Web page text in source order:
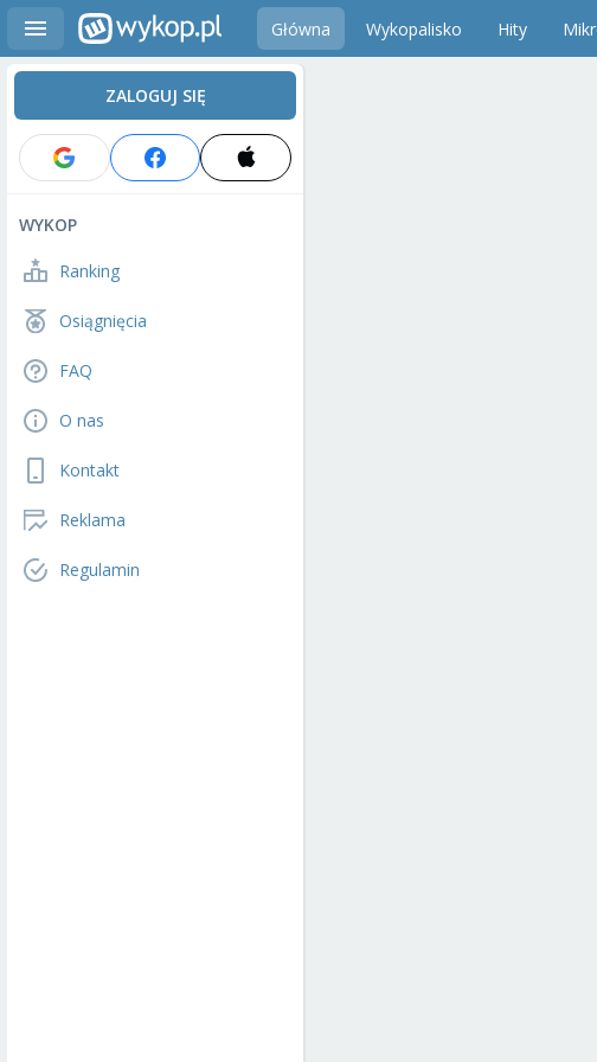
Główna Wykopalisko Hity
ZALOGUJ SIĘ
WYKOP
Ranking
Osiągnięcia
FAQ
O nas
Kontakt
Reklama
Regulamin